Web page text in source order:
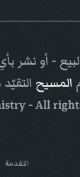
- أو نشر
المسيح
- All
التقدمة